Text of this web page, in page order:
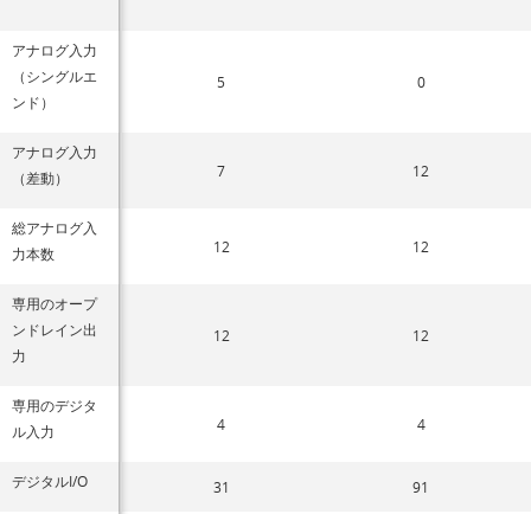
アナログ入力
（シングルエ
ンド）
5 0
アナログ入力
（差動）
7 12
総アナログ入
力本数
12 12
専用のオープ
ンドレイン出
力
12 12
専用のデジタ
ル入力
4 4
デジタルI/O 31 91